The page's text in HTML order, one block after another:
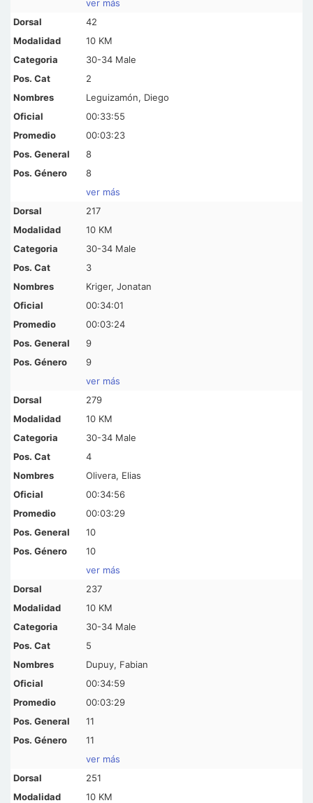
ver más
42
10 KM
30-34 Male
2
Leguizamón, Diego
00:33:55
00:03:23
8
8
ver más
217
10 KM
30-34 Male
3
Kriger, Jonatan
00:34:01
00:03:24
9
9
ver más
279
10 KM
30-34 Male
4
Olivera, Elias
00:34:56
00:03:29
10
10
ver más
237
10 KM
30-34 Male
5
Dupuy, Fabian
00:34:59
00:03:29
11
11
ver más
251
10 KM